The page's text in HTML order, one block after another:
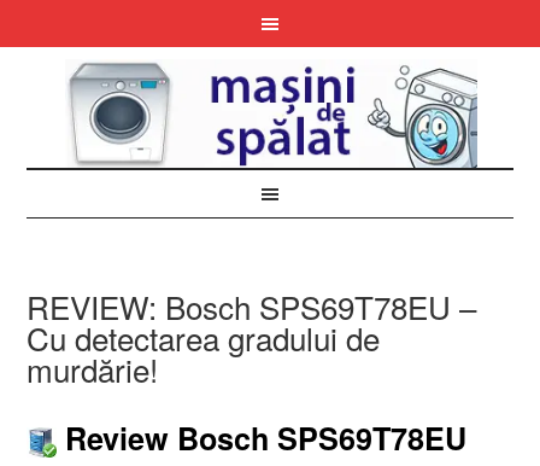
REVIEW: Bosch SPS69T78EU –
Cu detectarea gradului de
murdărie!
Review Bosch SPS69T78EU